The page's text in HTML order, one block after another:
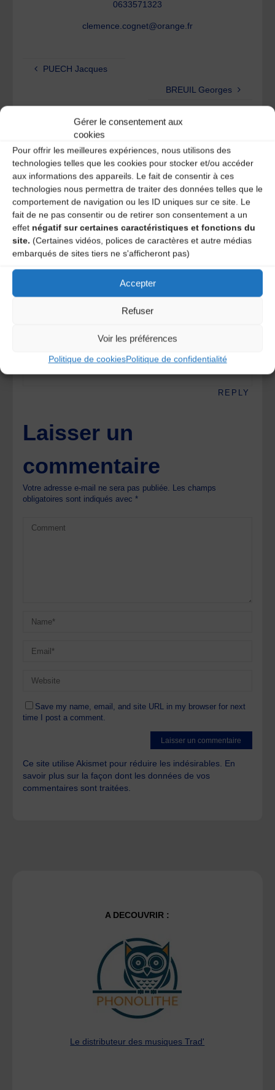
Gérer le consentement aux
cookies
Pour offrir les meilleures expériences, nous utilisons des
technologies telles que les cookies pour stocker et/ou accéder
aux informations des appareils. Le fait de consentir à ces
technologies nous permettra de traiter des données telles que le
comportement de navigation ou les ID uniques sur ce site. Le
fait de ne pas consentir ou de retirer son consentement a un
effet négatif sur certaines caractéristiques et fonctions du
site. (Certaines vidéos, polices de caractères et autre médias
embarqués de sites tiers ne s'afficheront pas)
Accepter
Refuser
Voir les préférences
Politique de cookiesPolitique de confidentialité
0633571323
clemence.cognet@orange.fr
PUECH Jacques
BREUIL Georges
One comment
M. Sean Corrigan 12 ans ago
Je viendrai à Clermont Ferrand et La Bouboule en
vacances en Juin et suis l’espoir de trouver de la
Pouvez-vous me dire s’il ya des boeufs ordinaires
partout?
(Je joue de la musique traditionnelle irlandaise à la
Cordialement
REPLY
Laisser un
commentaire
Votre adresse e-mail ne sera pas publiée. Les champs
obligatoires sont indiqués avec*
Save my name, email, and site URL in my browser for next
time I post a comment.
Ce site utilise Akismet pour réduire les indésirables. En
savoir plus sur la façon dont les données de vos
commentaires sont traitées.
A DECOUVRIR :
Le distributeur des musiques Trad'